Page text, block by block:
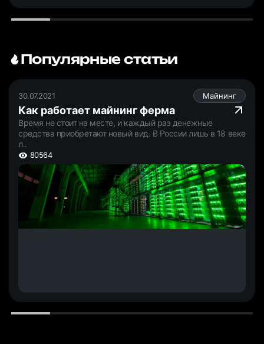
Популярные статьи
30.07.2021 Майнинг
Как работает майнинг ферма
Время не стоит на месте, и каждый раз денежные
средства приобретают новый вид. В России лишь в 18 веке
л..
80564